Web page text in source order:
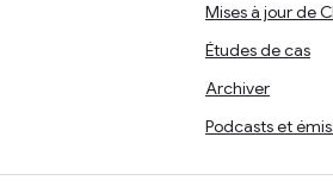
Mises à jour de
Études de cas
Archiver
Podcasts et